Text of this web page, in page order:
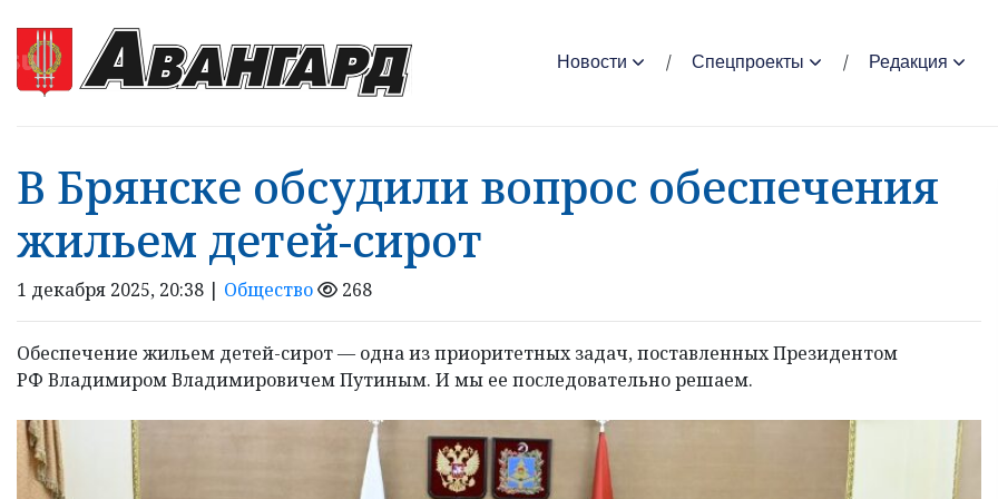
Новости Спецпроекты Редакция
В Брянске обсудили вопрос обеспечения
жильем детей-сирот
1 декабря 2025, 20:38 | Общество 268
Обеспечение жильем детей-сирот — одна из приоритетных задач, поставленных Президентом
РФ Владимиром Владимировичем Путиным. И мы ее последовательно решаем.